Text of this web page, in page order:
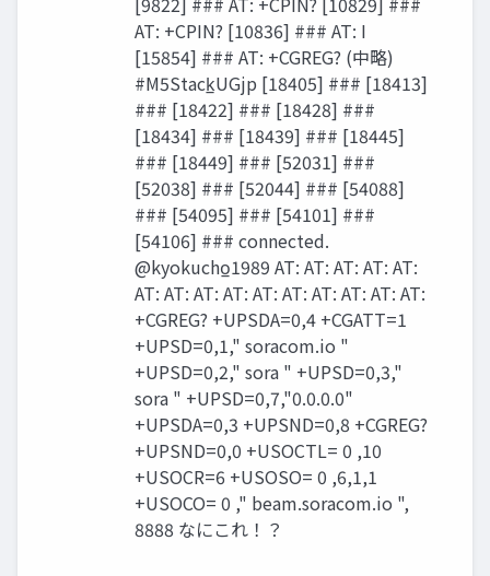
AT: +CPIN? [10836] ### AT: I
[15854] ### AT: +CGREG? (中略)
#M5Stack̲UGjp [18405] ### [18413]
### [18422] ### [18428] ###
[18434] ### [18439] ### [18445]
### [18449] ### [52031] ###
[52038] ### [52044] ### [54088]
### [54095] ### [54101] ###
[54106] ### connected.
@kyokucho̲1989 AT: AT: AT: AT: AT:
AT: AT: AT: AT: AT: AT: AT: AT: AT: AT:
+CGREG? +UPSDA=0,4 +CGATT=1
+UPSD=0,1," soracom.io "
+UPSD=0,2," sora " +UPSD=0,3,"
sora " +UPSD=0,7,"0.0.0.0"
+UPSDA=0,3 +UPSND=0,8 +CGREG?
+UPSND=0,0 +USOCTL= 0 ,10
+USOCR=6 +USOSO= 0 ,6,1,1
+USOCO= 0 ," beam.soracom.io ",
8888 なにこれ！？